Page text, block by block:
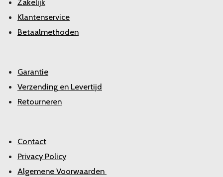
Zakelijk
Klantenservice
Betaalmethoden
Garantie
Verzending en Levertijd
Retourneren
Contact
Privacy Policy
Algemene Voorwaarden